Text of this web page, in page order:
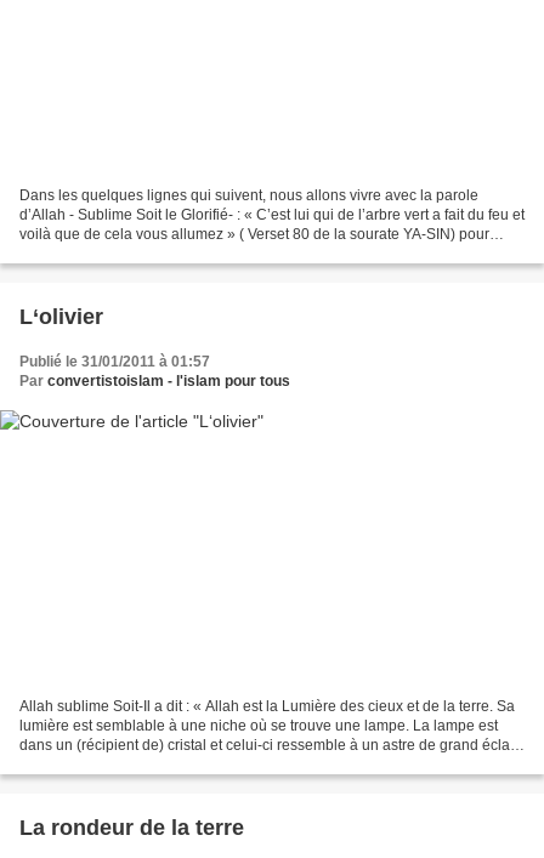
Dans les quelques lignes qui suivent, nous allons vivre avec la parole
d’Allah - Sublime Soit le Glorifié- : « C’est lui qui de l’arbre vert a fait du feu et
voilà que de cela vous allumez » ( Verset 80 de la sourate YA-SIN) pour
L‘olivier
Publié le 31/01/2011 à 01:57
Par convertistoislam - l'islam pour tous
Allah sublime Soit-Il a dit : « Allah est la Lumière des cieux et de la terre. Sa
lumière est semblable à une niche où se trouve une lampe. La lampe est
dans un (récipient de) cristal et celui-ci ressemble à un astre de grand éclat;
La rondeur de la terre